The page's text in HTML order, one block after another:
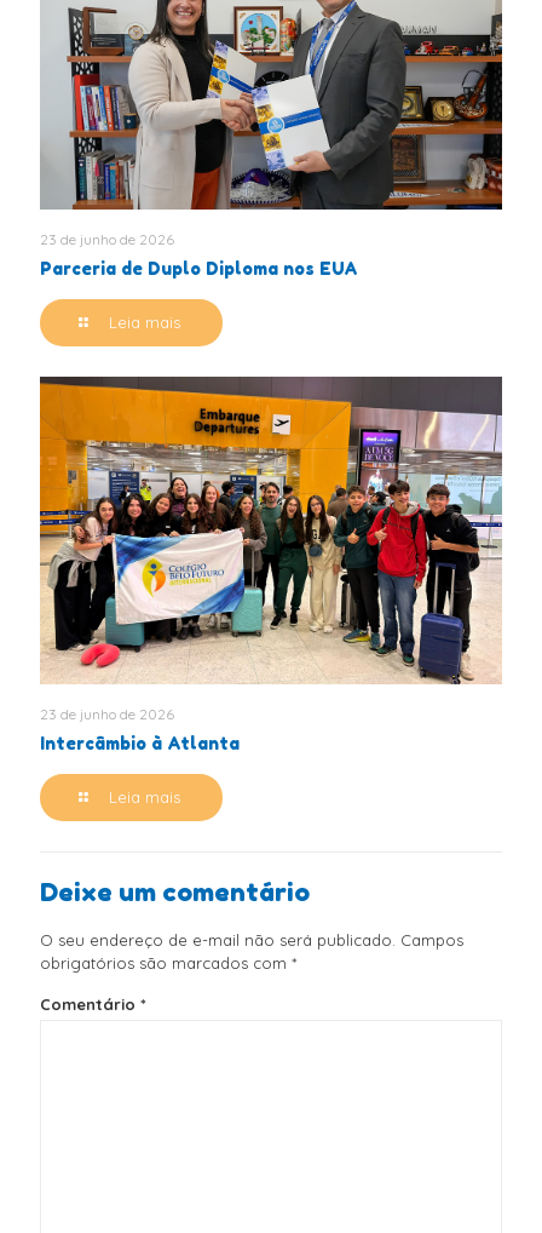
23 de junho de 2026
Parceria de Duplo Diploma nos EUA
Leia mais
23 de junho de 2026
Intercâmbio à Atlanta
Leia mais
Deixe um comentário
O seu endereço de e-mail não será publicado. Campos
obrigatórios são marcados com *
Comentário *